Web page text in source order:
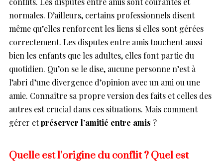
normales. D’ailleurs, certains professionnels disent
même qu’elles renforcent les liens si elles sont gérées
correctement. Les disputes entre amis touchent aussi
bien les enfants que les adultes, elles font partie du
quotidien. Qu’on se le dise, aucune personne n’est à
l’abri d’une divergence d’opinion avec un ami ou une
amie. Connaître sa propre version des faits et celles des
autres est crucial dans ces situations. Mais comment
gérer etpréserver l’amitié entre amis ?
Quelle est l’origine du conflit ? Quel est